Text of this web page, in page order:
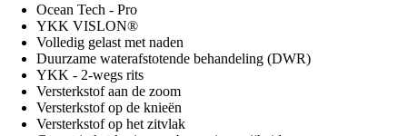
Ocean Tech - Pro
YKK VISLON®
Volledig gelast met naden
Duurzame waterafstotende behandeling (DWR)
YKK - 2-wegs rits
Versterkstof aan de zoom
Versterkstof op de knieën
Versterkstof op het zitvlak